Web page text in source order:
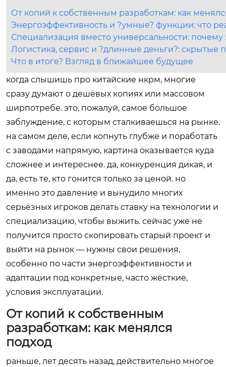
От копий к собственным разработкам: как
Энергоэффективность и ?умные? функции: что
Специализация вместо универсальности: почему
Логистика, сервис и ?длинные деньги?: скрытые
Что в итоге? Взгляд в ближайшее будущее
когда слышишь про китайские нкрм, многие
сразу думают о дешёвых копиях или массовом
ширпотребе. это, пожалуй, самое большое
заблуждение, с которым сталкиваешься на рынке.
на самом деле, если копнуть глубже и поработать
с заводами напрямую, картина оказывается куда
сложнее и интереснее. да, конкуренция дикая, и
да, есть те, кто гонится только за ценой. но
именно это давление и вынудило многих
серьёзных игроков делать ставку на технологии и
специализацию, чтобы выжить. сейчас уже не
получится просто скопировать старый проект и
выйти на рынок — нужны свои решения,
особенно по части энергоэффективности и
адаптации под конкретные, часто жёсткие,
условия эксплуатации.
От копий к собственным
разработкам: как менялся
подход
раньше, лет десять назад, действительно многое